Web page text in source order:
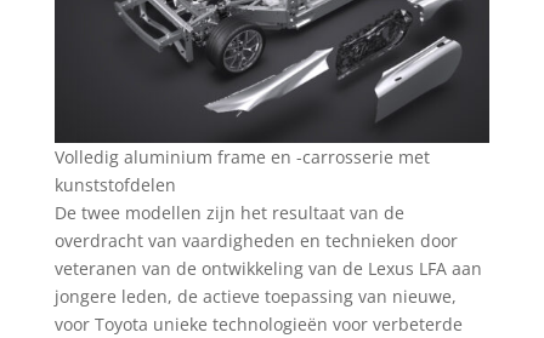
Volledig aluminium frame en -carrosserie met
kunststofdelen
De twee modellen zijn het resultaat van de
overdracht van vaardigheden en technieken door
veteranen van de ontwikkeling van de Lexus LFA aan
jongere leden, de actieve toepassing van nieuwe,
voor Toyota unieke technologieën voor verbeterde